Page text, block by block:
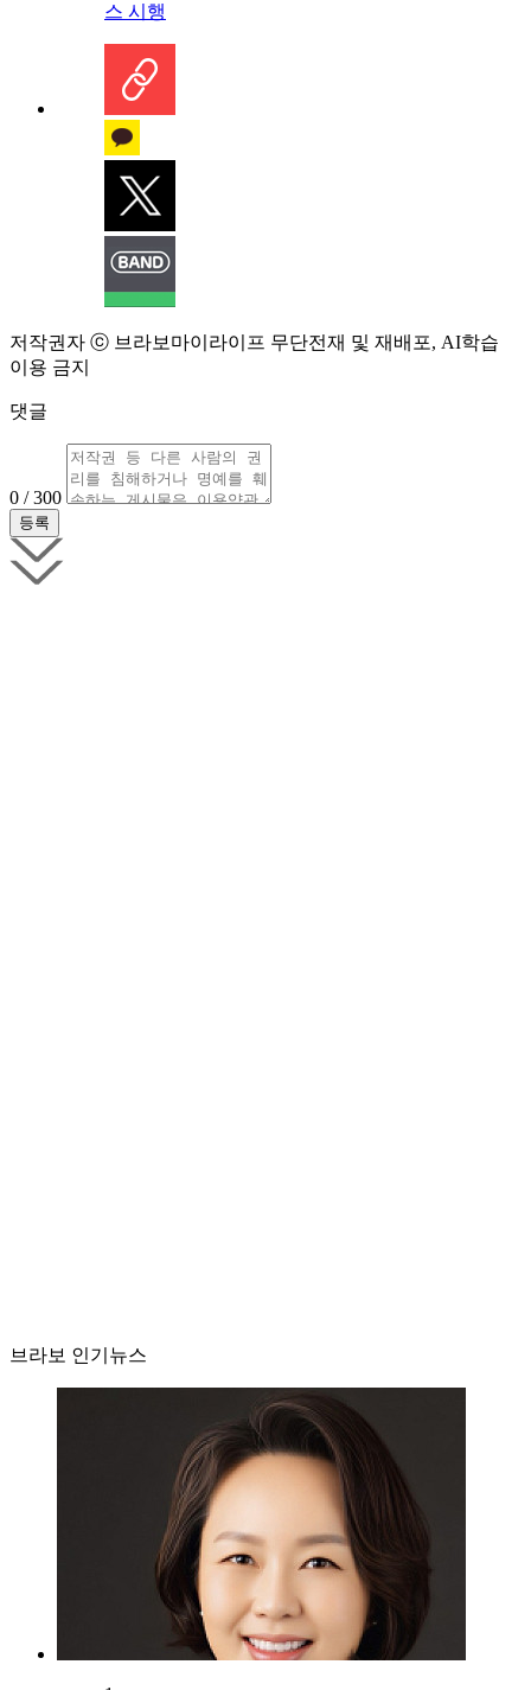
스 시행
저작권자 ⓒ 브라보마이라이프 무단전재 및 재배포, AI학습
이용 금지
댓글
0 / 300
브라보 인기뉴스